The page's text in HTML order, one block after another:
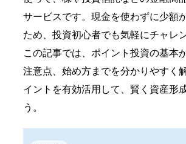
サービスです。現金を使わずに少額
ため、投資初心者でも気軽にチャレ
この記事では、ポイント投資の基本
注意点、始め方までを分かりやすく
イントを有効活用して、賢く資産形
う。